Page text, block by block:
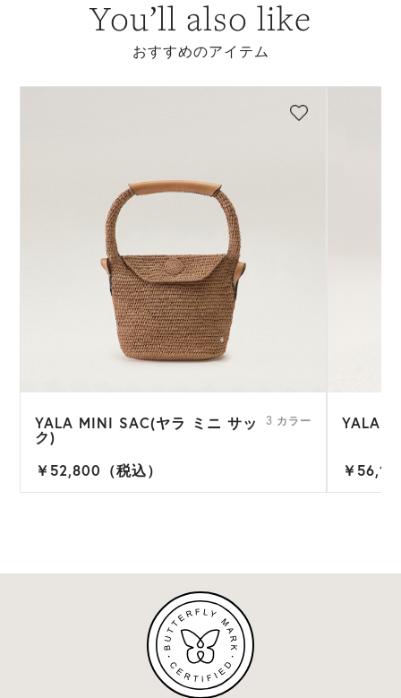
You’ll also like
おすすめのアイテム
YALA MINI SAC(ヤラ ミニ サッ
ク)
3 カラー
￥52,800（税込）
YALA
￥